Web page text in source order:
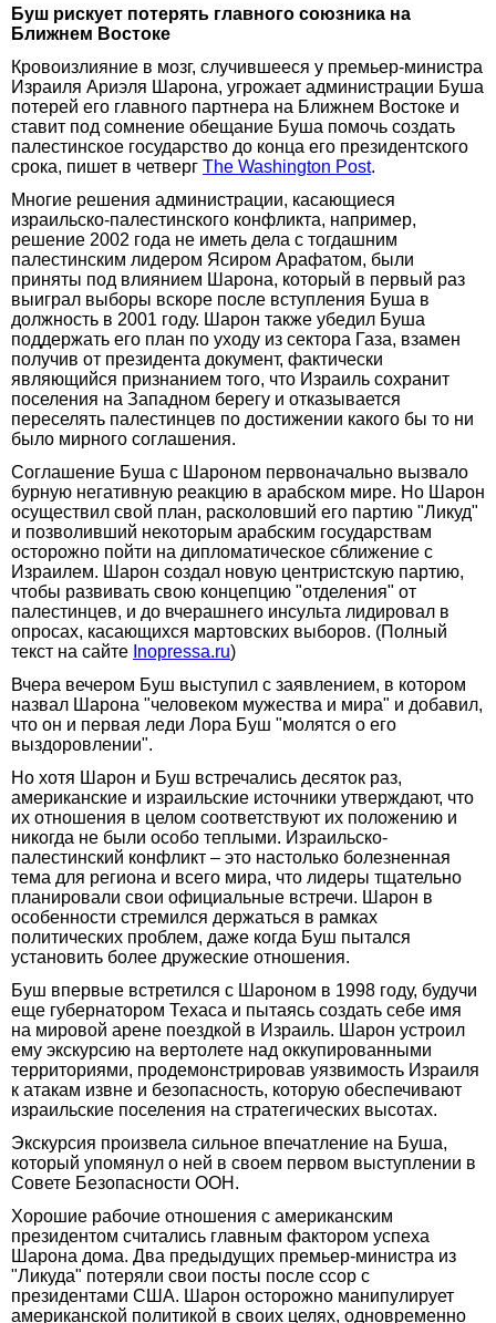
Буш рискует потерять главного союзника на
Ближнем Востоке
Кровоизлияние в мозг, случившееся у премьер-министра
Израиля Ариэля Шарона, угрожает администрации Буша
потерей его главного партнера на Ближнем Востоке и
ставит под сомнение обещание Буша помочь создать
палестинское государство до конца его президентского
срока, пишет в четверг The Washington Post.
Многие решения администрации, касающиеся
израильско-палестинского конфликта, например,
решение 2002 года не иметь дела с тогдашним
палестинским лидером Ясиром Арафатом, были
приняты под влиянием Шарона, который в первый раз
выиграл выборы вскоре после вступления Буша в
должность в 2001 году. Шарон также убедил Буша
поддержать его план по уходу из сектора Газа, взамен
получив от президента документ, фактически
являющийся признанием того, что Израиль сохранит
поселения на Западном берегу и отказывается
переселять палестинцев по достижении какого бы то ни
было мирного соглашения.
Соглашение Буша с Шароном первоначально вызвало
бурную негативную реакцию в арабском мире. Но Шарон
осуществил свой план, расколовший его партию "Ликуд"
и позволивший некоторым арабским государствам
осторожно пойти на дипломатическое сближение с
Израилем. Шарон создал новую центристскую партию,
чтобы развивать свою концепцию "отделения" от
палестинцев, и до вчерашнего инсульта лидировал в
опросах, касающихся мартовских выборов. (Полный
текст на сайте Inopressa.ru)
Вчера вечером Буш выступил с заявлением, в котором
назвал Шарона "человеком мужества и мира" и добавил,
что он и первая леди Лора Буш "молятся о его
выздоровлении".
Но хотя Шарон и Буш встречались десяток раз,
американские и израильские источники утверждают, что
их отношения в целом соответствуют их положению и
никогда не были особо теплыми. Израильско-
палестинский конфликт – это настолько болезненная
тема для региона и всего мира, что лидеры тщательно
планировали свои официальные встречи. Шарон в
особенности стремился держаться в рамках
политических проблем, даже когда Буш пытался
установить более дружеские отношения.
Буш впервые встретился с Шароном в 1998 году, будучи
еще губернатором Техаса и пытаясь создать себе имя
на мировой арене поездкой в Израиль. Шарон устроил
ему экскурсию на вертолете над оккупированными
территориями, продемонстрировав уязвимость Израиля
к атакам извне и безопасность, которую обеспечивают
израильские поселения на стратегических высотах.
Экскурсия произвела сильное впечатление на Буша,
который упомянул о ней в своем первом выступлении в
Совете Безопасности ООН.
Хорошие рабочие отношения с американским
президентом считались главным фактором успеха
Шарона дома. Два предыдущих премьер-министра из
"Ликуда" потеряли свои посты после ссор с
президентами США. Шарон осторожно манипулирует
американской политикой в своих целях, одновременно